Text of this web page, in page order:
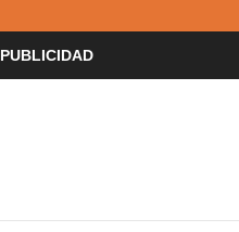
PUBLICIDAD